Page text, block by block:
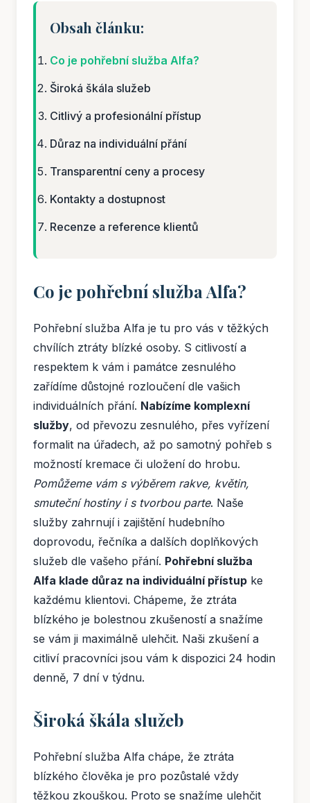
Obsah článku:
Co je pohřební služba Alfa?
Široká škála služeb
Citlivý a profesionální přístup
Důraz na individuální přání
Transparentní ceny a procesy
Kontakty a dostupnost
Recenze a reference klientů
Co je pohřební služba Alfa?
Pohřební služba Alfa je tu pro vás v těžkých
chvílích ztráty blízké osoby. S citlivostí a
respektem k vám i památce zesnulého
zařídíme důstojné rozloučení dle vašich
individuálních přání. Nabízíme komplexní
služby, od převozu zesnulého, přes vyřízení
formalit na úřadech, až po samotný pohřeb s
možností kremace či uložení do hrobu.
Pomůžeme vám s výběrem rakve, květin,
smuteční hostiny i s tvorbou parte. Naše
služby zahrnují i zajištění hudebního
doprovodu, řečníka a dalších doplňkových
služeb dle vašeho přání. Pohřební služba
Alfa klade důraz na individuální přístup ke
každému klientovi. Chápeme, že ztráta
blízkého je bolestnou zkušeností a snažíme
se vám ji maximálně ulehčit. Naši zkušení a
citliví pracovníci jsou vám k dispozici 24 hodin
denně, 7 dní v týdnu.
Široká škála služeb
Pohřební služba Alfa chápe, že ztráta
blízkého člověka je pro pozůstalé vždy
těžkou zkouškou. Proto se snažíme ulehčit